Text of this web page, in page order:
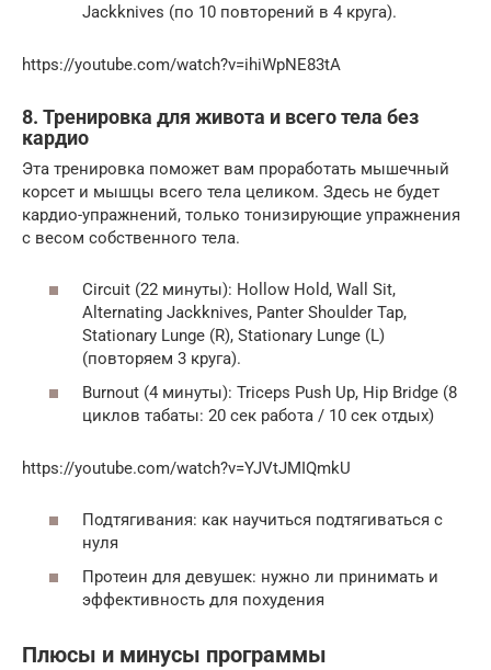
Jackknives (по 10 повторений в 4 круга).
https://youtube.com/watch?v=ihiWpNE83tA
8. Тренировка для живота и всего тела без
кардио
Эта тренировка поможет вам проработать мышечный
корсет и мышцы всего тела целиком. Здесь не будет
кардио-упражнений, только тонизирующие упражнения
с весом собственного тела.
Circuit (22 минуты): Hollow Hold, Wall Sit,
Alternating Jackknives, Panter Shoulder Tap,
Stationary Lunge (R), Stationary Lunge (L)
(повторяем 3 круга).
Burnout (4 минуты): Triceps Push Up, Hip Bridge (8
циклов табаты: 20 сек работа / 10 сек отдых)
https://youtube.com/watch?v=YJVtJMIQmkU
Подтягивания: как научиться подтягиваться с
нуля
Протеин для девушек: нужно ли принимать и
эффективность для похудения
Плюсы и минусы программы